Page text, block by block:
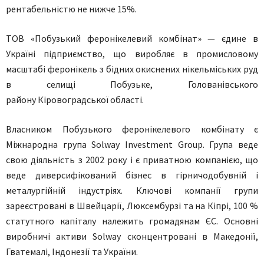
рентабельністю не нижче 15%.
ТОВ «Побузький феронікелевий комбінат» — єдине в
Україні підприємство, що виробляє в промисловому
масштабі феронікель з бідних окиснених нікельміських руд
в селищі Побузьке, Голованівського
району Кіровоградської області.
Власником Побузького феронікелевого комбінату є
Міжнародна група Solway Investment Group. Група веде
свою діяльність з 2002 року і є приватною компанією, що
веде диверсифікований бізнес в гірничодобувній і
металургійній індустріях. Ключові компанії групи
зареєстровані в Швейцарії, Люксембурзі та на Кіпрі, 100 %
статутного капіталу належить громадянам ЄС. Основні
виробничі активи Solway сконцентровані в Македонії,
Гватемалі, Індонезії та України.